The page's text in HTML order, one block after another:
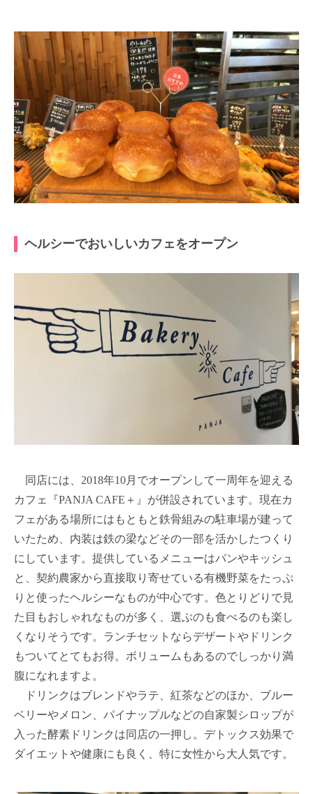
ヘルシーでおいしいカフェをオープン
同店には、2018年10月でオープンして一周年を迎える
カフェ『PANJA CAFE＋』が併設されています。現在カ
フェがある場所にはもともと鉄骨組みの駐車場が建って
いたため、内装は鉄の梁などその一部を活かしたつくり
にしています。提供しているメニューはパンやキッシュ
と、契約農家から直接取り寄せている有機野菜をたっぷ
りと使ったヘルシーなものが中心です。色とりどりで見
た目もおしゃれなものが多く、選ぶのも食べるのも楽し
くなりそうです。ランチセットならデザートやドリンク
もついてとてもお得。ボリュームもあるのでしっかり満
腹になれますよ。
ドリンクはブレンドやラテ、紅茶などのほか、ブルー
ベリーやメロン、パイナップルなどの自家製シロップが
入った酵素ドリンクは同店の一押し。デトックス効果で
ダイエットや健康にも良く、特に女性から大人気です。